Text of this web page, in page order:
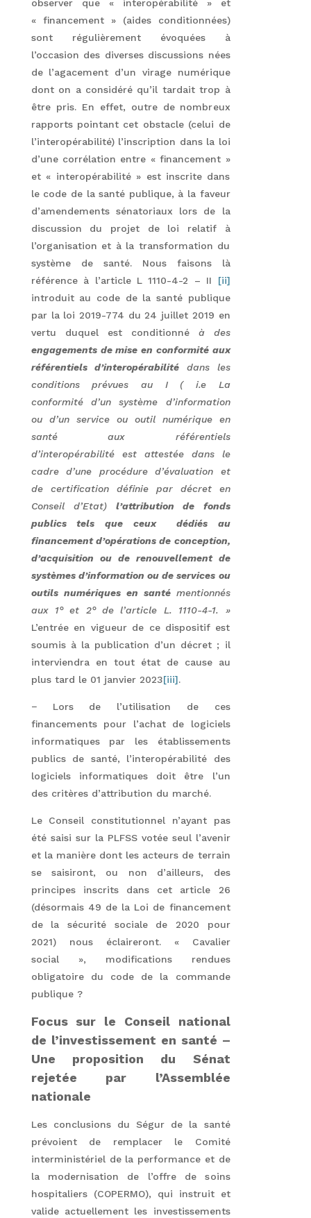
observer que « interopérabilité » et
« financement » (aides conditionnées)
sont régulièrement évoquées à
l’occasion des diverses discussions nées
de l’agacement d’un virage numérique
dont on a considéré qu’il tardait trop à
être pris. En effet, outre de nombreux
rapports pointant cet obstacle (celui de
l’interopérabilité) l’inscription dans la loi
d’une corrélation entre « financement »
et « interopérabilité » est inscrite dans
le code de la santé publique, à la faveur
d’amendements sénatoriaux lors de la
discussion du projet de loi relatif à
l’organisation et à la transformation du
système de santé. Nous faisons là
référence à l’article L 1110-4-2 – II [ii]
introduit au code de la santé publique
par la loi 2019-774 du 24 juillet 2019 en
vertu duquel est conditionné à des
engagements de mise en conformité aux
référentiels d’interopérabilitédans les
conditions prévues au I ( i.e La
conformité d’un système d’information
ou d’un service ou outil numérique en
santé aux référentiels
d’interopérabilité est attestée dans le
cadre d’une procédure d’évaluation et
de certification définie par décret en
Conseil d’Etat)l’attribution de fonds
publics tels que ceux dédiés au
financement d’opérations de conception,
d’acquisition ou de renouvellement de
systèmes d’information ou de services ou
outils numériques en santé mentionnés
aux 1° et 2° de l’article L. 1110-4-1. »
L’entrée en vigueur de ce dispositif est
soumis à la publication d’un décret ; il
interviendra en tout état de cause au
plus tard le 01 janvier 2023[iii].
− Lors de l’utilisation de ces
financements pour l’achat de logiciels
informatiques par les établissements
publics de santé, l’interopérabilité des
logiciels informatiques doit être l’un
des critères d’attribution du marché.
Le Conseil constitutionnel n’ayant pas
été saisi sur la PLFSS votée seul l’avenir
et la manière dont les acteurs de terrain
se saisiront, ou non d’ailleurs, des
principes inscrits dans cet article 26
(désormais 49 de la Loi de financement
de la sécurité sociale de 2020 pour
2021) nous éclaireront. « Cavalier
social », modifications rendues
obligatoire du code de la commande
publique ?
Focus sur le Conseil national
de l’investissement en santé –
Une proposition du Sénat
rejetée par l’Assemblée
nationale
Les conclusions du Ségur de la santé
prévoient de remplacer le Comité
interministériel de la performance et de
la modernisation de l’offre de soins
hospitaliers (COPERMO), qui instruit et
valide actuellement les investissements